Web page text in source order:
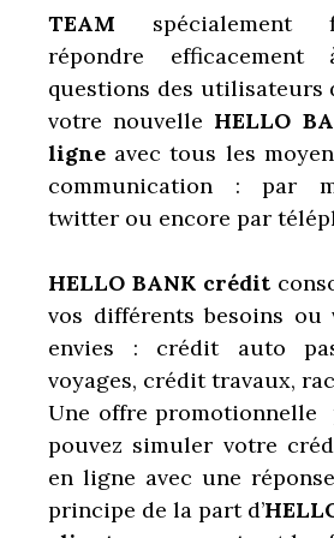
TEAM spécialement
répondre
questions des utilisateurs
votre nouvelle HELLO
ligne avec tous les
communication : par
twitter ou encore par
HELLO BANK crédit
vos différents besoins ou
envies : crédit auto
voyages, crédit travaux,
Une offre promotionnelle
pouvez simuler votre
en ligne avec une
principe de la part d’